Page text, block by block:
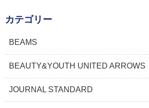
カテゴリー
BEAMS
BEAUTY&YOUTH UNITED ARROWS
JOURNAL STANDARD